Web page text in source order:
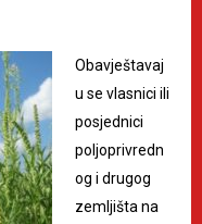
Obavještavaj
u se vlasnici ili
posjednici
poljoprivredn
og i drugog
zemljišta na